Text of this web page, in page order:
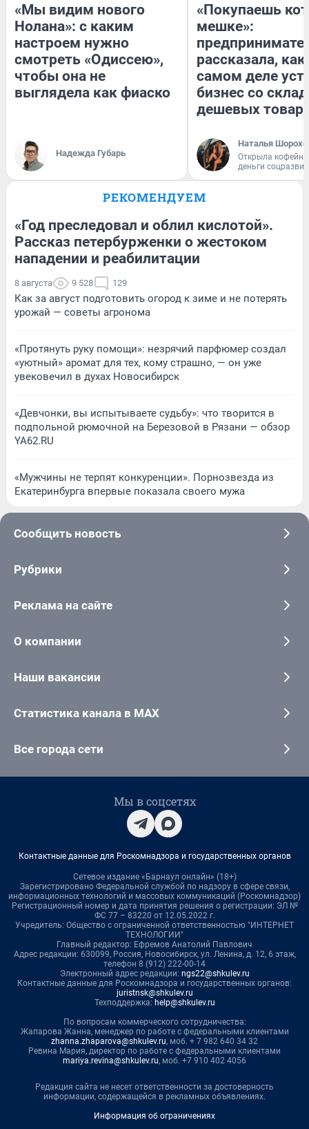
«Мы видим нового
Нолана»: с каким
настроем нужно
смотреть «Одиссею»,
чтобы она не
выглядела как фиаско
Надежда Губарь
«Покупаешь
мешке»:
рассказала, как
самом деле
бизнес со
дешевых
Наталья
Открыла
деньги
РЕКОМЕНДУЕМ
«Год преследовал и облил кислотой».
Рассказ петербурженки о жестоком
нападении и реабилитации
8 августа 9 528 129
Как за август подготовить огород к зиме и не потерять
урожай — советы агронома
«Протянуть руку помощи»: незрячий парфюмер создал
«уютный» аромат для тех, кому страшно, — он уже
увековечил в духах Новосибирск
«Девчонки, вы испытываете судьбу»: что творится в
подпольной рюмочной на Березовой в Рязани — обзор
YA62.RU
«Мужчины не терпят конкуренции». Порнозвезда из
Екатеринбурга впервые показала своего мужа
Сообщить новость
Рубрики
Реклама на сайте
О компании
Наши вакансии
Статистика канала в MAX
Все города сети
Мы в соцсетях
Контактные данные для Роскомнадзора и государственных органов
Сетевое издание «Барнаул онлайн» (18+)
Зарегистрировано Федеральной службой по надзору в сфере связи,
информационных технологий и массовых коммуникаций (Роскомнадзор)
Регистрационный номер и дата принятия решения о регистрации: ЭЛ №
ФС 77 – 83220 от 12.05.2022 г.
Учредитель: Общество с ограниченной ответственностью "ИНТЕРНЕТ
ТЕХНОЛОГИИ"
Главный редактор: Ефремов Анатолий Павлович
Адрес редакции: 630099, Россия, Новосибирск, ул. Ленина, д. 12, 6 этаж,
телефон 8 (912) 222-00-14
Электронный адрес редакции: ngs22@shkulev.ru
Контактные данные для Роскомнадзора и государственных органов:
juristnsk@shkulev.ru
Техподдержка: help@shkulev.ru
По вопросам коммерческого сотрудничества:
Жапарова Жанна, менеджер по работе с федеральными клиентами
zhanna.zhaparova@shkulev.ru, моб. + 7 982 640 34 32
Ревина Мария, директор по работе с федеральными клиентами
mariya.revina@shkulev.ru, моб. +7 910 402 4056
Редакция сайта не несет ответственности за достоверность
информации, содержащейся в рекламных объявлениях.
Информация об ограничениях